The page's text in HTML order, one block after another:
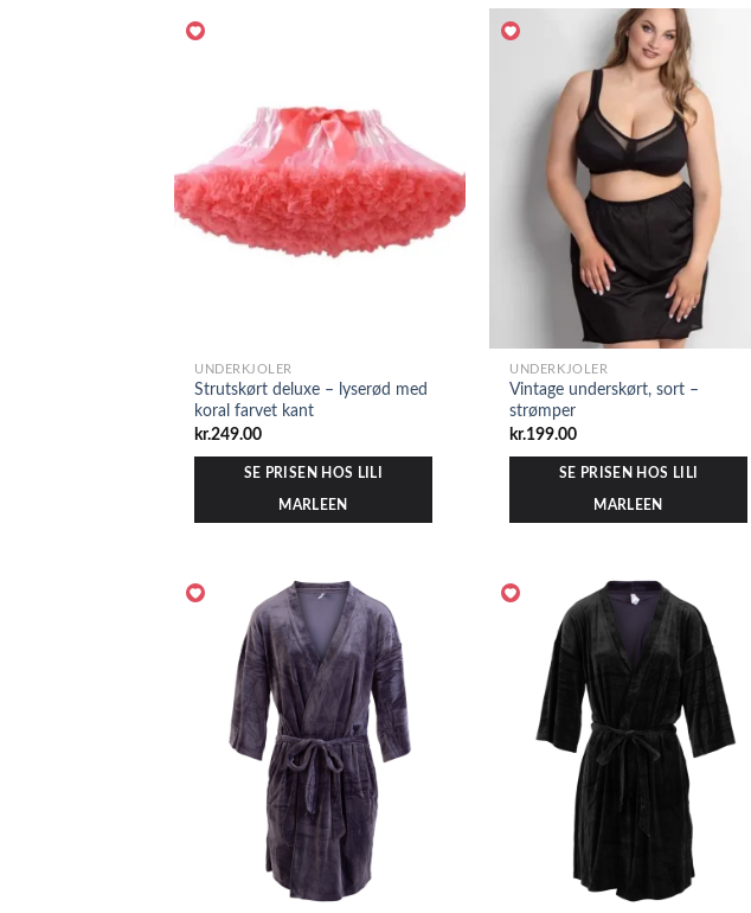
UNDERKJOLER
Strutskørt deluxe – lyserød med
koral farvet kant
kr.249.00
SE PRISEN HOS LILI
MARLEEN
UNDERKJOLER
Vintage underskørt, sort –
strømper
kr.199.00
SE PRISEN HOS LILI
MARLEEN